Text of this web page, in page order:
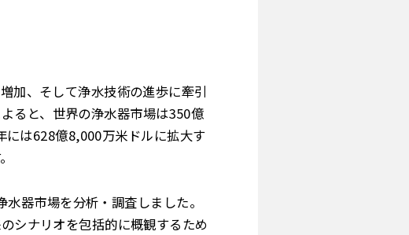
加、そして浄水技術の進歩に牽引
ると、世界の浄水器市場は350億
は628億8,000万米ドルに拡大す
器市場を分析・調査しました。
シナリオを包括的に概観するため